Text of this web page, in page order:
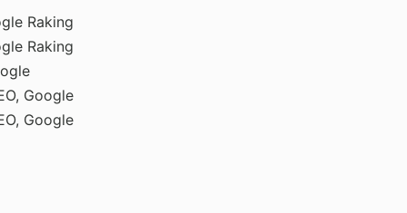
Raking
Raking
Google
Google